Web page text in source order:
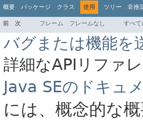
概要 パッケージ クラス 使用 ツリー 非推
前 次 フレーム フレームなし すべて
バグまたは機能を
詳細なAPIリファ
Java SEのドキュ
には、概念的な